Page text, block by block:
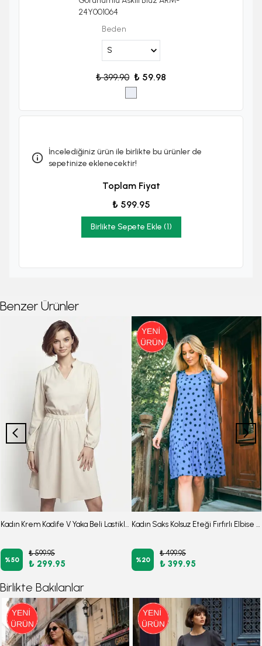
24Y001064
Beden
₺ 399.90 ₺ 59.98
İncelediğiniz ürün ile birlikte bu ürünler de
sepetinize eklenecektir!
Toplam Fiyat
₺ 599.95
Birlikte Sepete Ekle (1)
Benzer Ürünler
%50
₺ 599.95
₺ 299.95 %20
₺ 499.95
₺ 399.95
Birlikte Bakılanlar